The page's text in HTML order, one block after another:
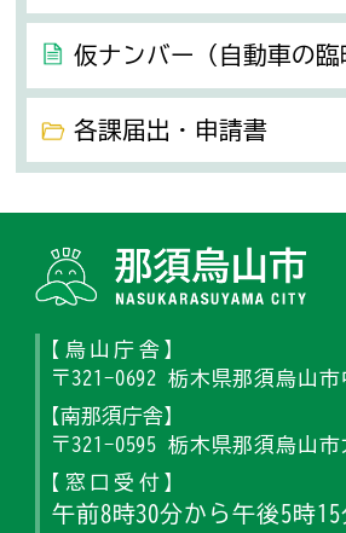
仮ナンバー（自動車の臨
各課届出・申請書
【烏山庁舎】
〒321-0692 栃木県那須烏山市
【南那須庁舎】
〒321-0595 栃木県那須烏山市
【窓口受付】
午前8時30分から午後5時15